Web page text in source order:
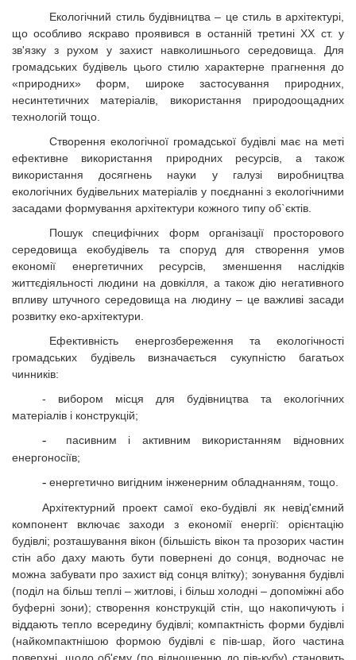
Екологічний стиль будівництва – це стиль в архітектурі,
що особливо яскраво проявився в останній третині ХХ ст. у
зв'язку з рухом у захист навколишнього середовища. Для
громадських будівель цього стилю характерне прагнення до
«природних» форм, широке застосування природних,
несинтетичних матеріалів, використання природоощадних
технологій тощо.
Створення екологічної громадської будівлі має на меті
ефективне використання природних ресурсів, а також
використання досягнень науки у галузі виробництва
екологічних будівельних матеріалів у поєднанні з екологічними
засадами формування архітектури кожного типу об`єктів.
Пошук специфічних форм організації просторового
середовища екобудівель та споруд для створення умов
економії енергетичних ресурсів, зменшення наслідків
життєдіяльності людини на довкілля, а також дію негативного
впливу штучного середовища на людину – це важливі засади
розвитку еко-архітектури.
Ефективність енергозбереження та екологічності
громадських будівель визначається сукупністю багатьох
чинників:
- вибором місця для будівництва та екологічних
матеріалів і конструкцій;
-
пасивним і активним використанням відновних
енергоносіїв;
- енергетично вигідним інженерним обладнанням, тощо.
Архітектурний проект самої еко-будівлі як невід'ємний
компонент включає заходи з економії енергії: орієнтацію
будівлі; розташування вікон (більшість вікон та прозорих частин
стін або даху мають бути повернені до сонця, водночас не
можна забувати про захист від сонця влітку); зонування будівлі
(поділ на більш теплі – житлові, і більш холодні – допоміжні або
буферні зони); створення конструкцій стін, що накопичують і
віддають тепло всередину будівлі; компактність форми будівлі
(найкомпактнішою формою будівлі є пів-шар, його частина